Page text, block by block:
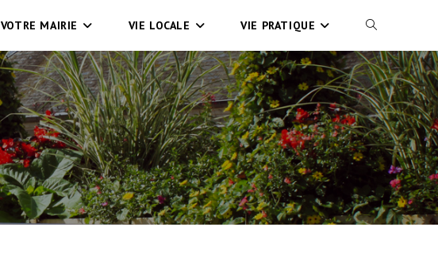
VOTRE MAIRIE VIE LOCALE VIE PRATIQUE